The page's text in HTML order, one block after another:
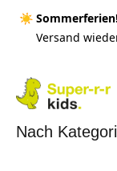
☀️
Versand
Nach